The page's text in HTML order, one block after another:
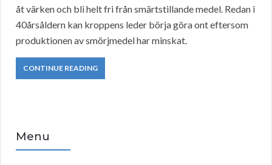
åt värken och bli helt fri från smärtstillande medel. Redan i
40årsåldern kan kroppens leder börja göra ont eftersom
produktionen av smörjmedel har minskat.
CONTINUE READING
Menu